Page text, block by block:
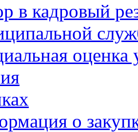
в кадровый
оценка
о